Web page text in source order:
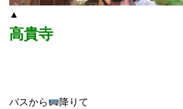
▲
高貴寺
バスから
降りて